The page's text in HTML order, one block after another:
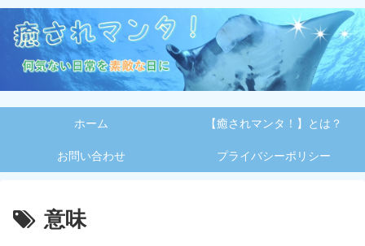
ホーム 【癒されマンタ！】とは？
お問い合わせ プライバシーポリシー
意味